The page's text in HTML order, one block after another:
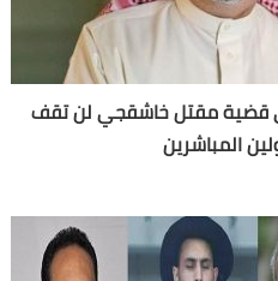
قضية مقتل خاشقجي لن تقف
المباشرين